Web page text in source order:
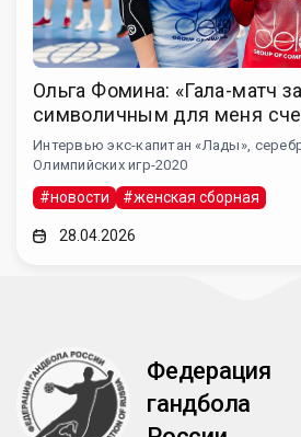
Ольга Фомина: «Гала-матч
символичным для меня
Интервью экс-капитан «Лады»,
Олимпийских игр-2020
#новости #женская сборная
28.04.2026
Федерация
гандбола